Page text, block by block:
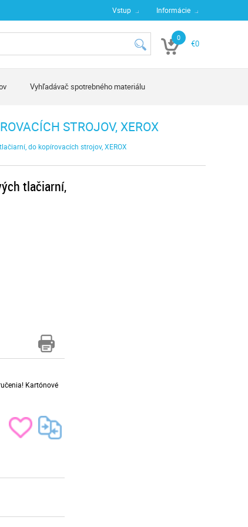
Vstup Informácie
0
€0
Vyhľadávač spotrebného materiálu
STROJOV, XEROX
do kopírovacích strojov, XEROX
tlačiarní,
Kartónové